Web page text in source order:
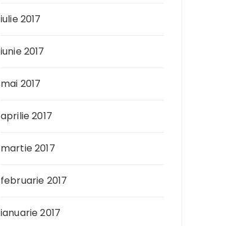
iulie 2017
iunie 2017
mai 2017
aprilie 2017
martie 2017
februarie 2017
ianuarie 2017